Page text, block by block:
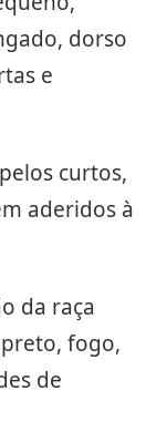
dorso
e
curtos,
aderidos à
da raça
fogo,
de